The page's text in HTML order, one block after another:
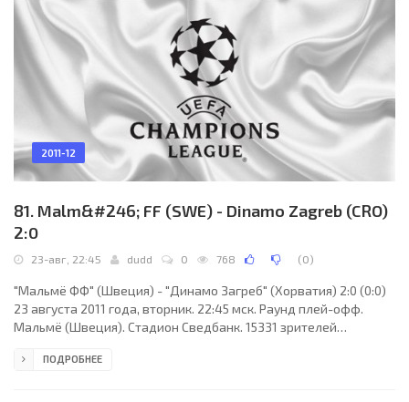
Валеро, Бруно Сориано, Нилмар (Марко Рубен, 85), Джузеппе
Росси. Главный тренер - Хуан Карлос
2011-12
81. Malm&#246; FF (SWE) - Dinamo Zagreb (CRO)
2:0
23-авг, 22:45 dudd 0 768 (0)
"Мальмё ФФ" (Швеция) - "Динамо Загреб" (Хорватия) 2:0 (0:0)
23 августа 2011 года, вторник. 22:45 мск. Раунд плей-офф.
Мальмё (Швеция). Стадион Сведбанк. 15331 зрителей
(Болонья, Италия). "Мальмё ФФ": Душан Мелихарек, Ульрих
ПОДРОБНЕЕ